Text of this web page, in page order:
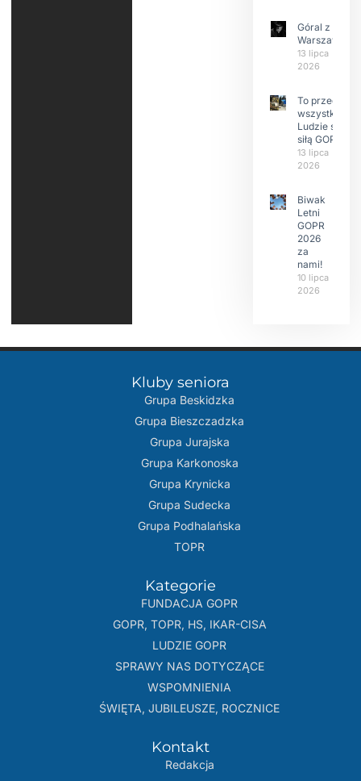
Góral z
Warszawy.
13 lipca
2026
To przede
wszystkim
Ludzie są
siłą GOPR
13 lipca
2026
Biwak
Letni
GOPR
2026
za
nami!
10 lipca
2026
Kluby seniora
Grupa Beskidzka​
Grupa Bieszczadzka
Grupa Jurajska
Grupa Karkonoska
Grupa Krynicka
Grupa Sudecka
Grupa Podhalańska
TOPR
Kategorie
FUNDACJA GOPR
GOPR, TOPR, HS, IKAR-CISA
LUDZIE GOPR
SPRAWY NAS DOTYCZĄCE
WSPOMNIENIA
ŚWIĘTA, JUBILEUSZE, ROCZNICE
Kontakt
Redakcja